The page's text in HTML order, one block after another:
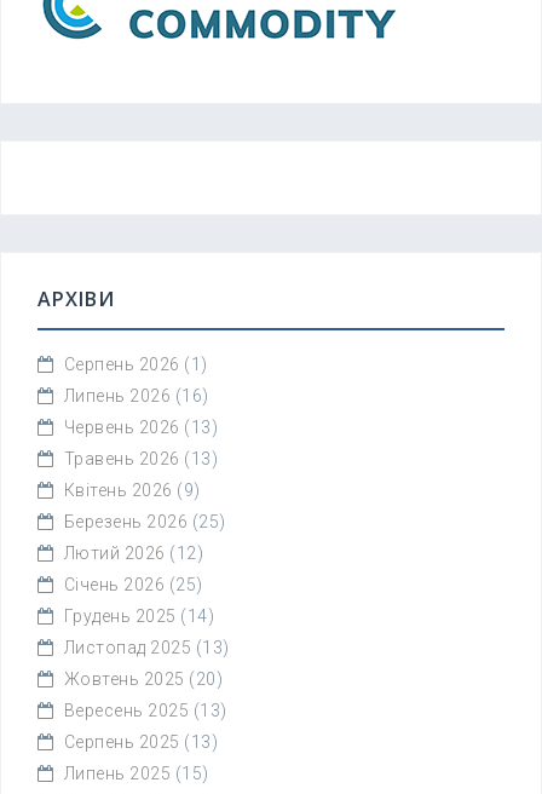
АРХІВИ
Серпень 2026 (1)
Липень 2026 (16)
Червень 2026 (13)
Травень 2026 (13)
Квітень 2026 (9)
Березень 2026 (25)
Лютий 2026 (12)
Січень 2026 (25)
Грудень 2025 (14)
Листопад 2025 (13)
Жовтень 2025 (20)
Вересень 2025 (13)
Серпень 2025 (13)
Липень 2025 (15)